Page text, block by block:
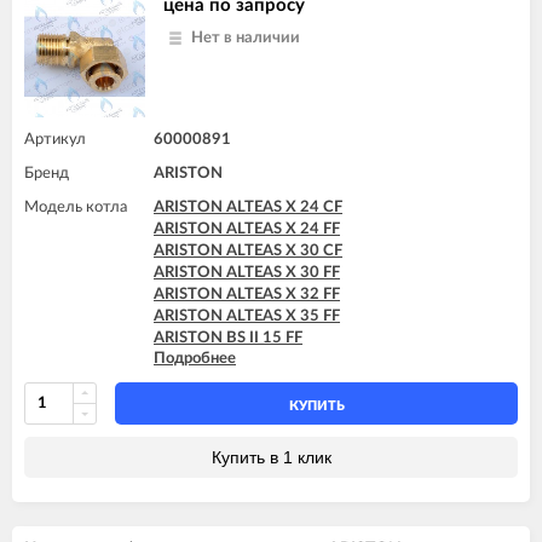
ARISTON GENUS X 30 FF
цена по запросу
Нет в наличии
Артикул 60000891
Бренд ARISTON
Модель котла
ARISTON ALTEAS X 24 CF
ARISTON ALTEAS X 24 FF
ARISTON ALTEAS X 30 CF
ARISTON ALTEAS X 30 FF
ARISTON ALTEAS X 32 FF
ARISTON ALTEAS X 35 FF
ARISTON BS II 15 FF
ARISTON BS II 24 CF
ARISTON BS II 24 CF-EU
ARISTON BS II 24 FF
ARISTON CARES X 15 CF
ARISTON CARES X 18 FF
Подробнее
КУПИТЬ
Купить в 1 клик